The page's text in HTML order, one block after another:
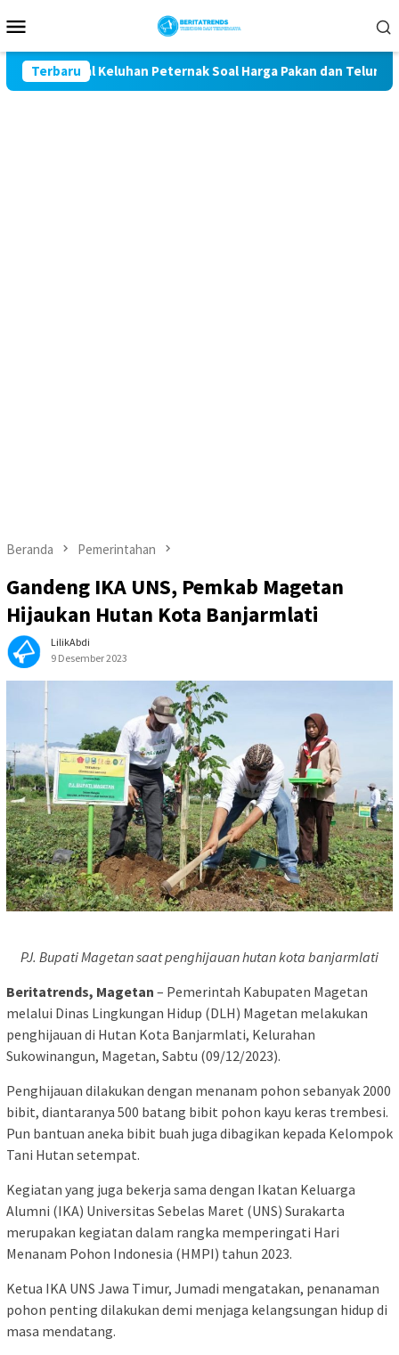
ke
Mobile
Terbaru
Kawal Keluhan Peternak Soal Harga Pakan dan Telur
Beranda Pemerintahan
Gandeng IKA UNS, Pemkab Magetan
Hijaukan Hutan Kota Banjarmlati
LilikAbdi
9 Desember 2023
PJ. Bupati Magetan saat penghijauan hutan kota banjarmlati
Beritatrends, Magetan – Pemerintah Kabupaten Magetan
melalui Dinas Lingkungan Hidup (DLH) Magetan melakukan
penghijauan di Hutan Kota Banjarmlati, Kelurahan
Sukowinangun, Magetan, Sabtu (09/12/2023).
Penghijauan dilakukan dengan menanam pohon sebanyak 2000
bibit, diantaranya 500 batang bibit pohon kayu keras trembesi.
Pun bantuan aneka bibit buah juga dibagikan kepada Kelompok
Tani Hutan setempat.
Kegiatan yang juga bekerja sama dengan Ikatan Keluarga
Alumni (IKA) Universitas Sebelas Maret (UNS) Surakarta
merupakan kegiatan dalam rangka memperingati Hari
Menanam Pohon Indonesia (HMPI) tahun 2023.
Ketua IKA UNS Jawa Timur, Jumadi mengatakan, penanaman
pohon penting dilakukan demi menjaga kelangsungan hidup di
masa mendatang.